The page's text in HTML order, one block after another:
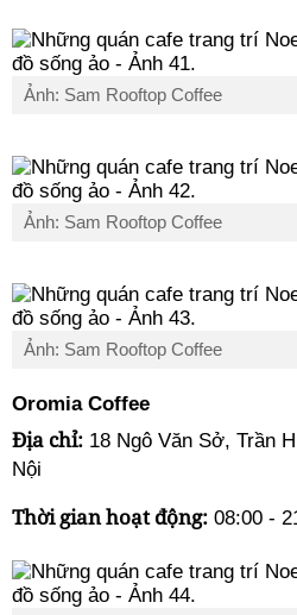
Ảnh: Sam Rooftop Coffee
Ảnh: Sam Rooftop Coffee
Ảnh: Sam Rooftop Coffee
Oromia Coffee
Địa chỉ: 18 Ngô Văn Sở, Trần
Nội
Thời gian hoạt động: 08:00 -